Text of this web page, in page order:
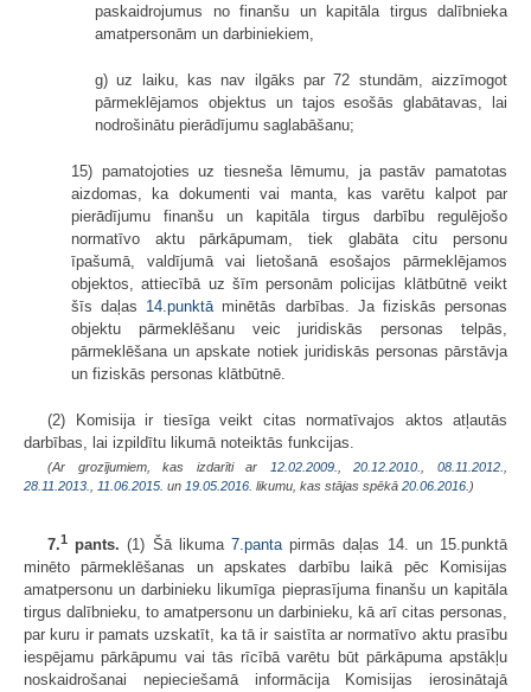
paskaidrojumus no finanšu un kapitāla tirgus dalībnieka
amatpersonām un darbiniekiem,
g) uz laiku, kas nav ilgāks par 72 stundām, aizzīmogot
pārmeklējamos objektus un tajos esošās glabātavas, lai
nodrošinātu pierādījumu saglabāšanu;
15) pamatojoties uz tiesneša lēmumu, ja pastāv pamatotas
aizdomas, ka dokumenti vai manta, kas varētu kalpot par
pierādījumu finanšu un kapitāla tirgus darbību regulējošo
normatīvo aktu pārkāpumam, tiek glabāta citu personu
īpašumā, valdījumā vai lietošanā esošajos pārmeklējamos
objektos, attiecībā uz šīm personām policijas klātbūtnē veikt
šīs daļas 14.punktāminētās darbības. Ja fiziskās personas
objektu pārmeklēšanu veic juridiskās personas telpās,
pārmeklēšana un apskate notiek juridiskās personas pārstāvja
un fiziskās personas klātbūtnē.
(2) Komisija ir tiesīga veikt citas normatīvajos aktos atļautās
darbības, lai izpildītu likumā noteiktās funkcijas.
(Ar grozījumiem, kas izdarīti ar 12.02.2009. ,20.12.2010. ,08.11.2012.
28.11.2013.
11.06.2015. un 19.05.2016 . likumu, kas stājas spēkā 20.06.2016. )
7.1 pants. (1) Šā likuma7.pantapirmās daļas 14. un 15.punktā
minēto pārmeklēšanas un apskates darbību laikā pēc Komisijas
amatpersonu un darbinieku likumīga pieprasījuma finanšu un kapitāla
tirgus dalībnieku, to amatpersonu un darbinieku, kā arī citas personas,
par kuru ir pamats uzskatīt, ka tā ir saistīta ar normatīvo aktu prasību
iespējamu pārkāpumu vai tās rīcībā varētu būt pārkāpuma apstākļu
noskaidrošanai nepieciešamā informācija Komisijas ierosinātajā